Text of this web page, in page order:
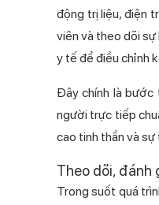
động trị liệu, điện
viên và theo dõi
y tế để điều chỉnh
Đây chính là bước
người trực tiếp
cao tinh thần và sự
Theo dõi, đánh
Trong suốt quá